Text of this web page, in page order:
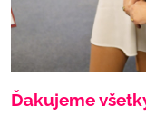
Ďakujeme